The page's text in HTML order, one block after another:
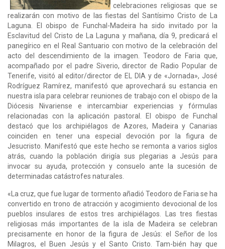
celebraciones religiosas que se
realizarán con motivo de las fiestas del Santísimo Cristo de La
Laguna. El obispo de Funchal-Madeira ha sido invitado por la
Esclavitud del Cristo de La Laguna y mañana, día 9, predicará el
panegírico en el Real Santuario con motivo de la celebración del
acto del descendimiento de la imagen. Teodoro de Faria que,
acompañado por el padre Siverio, director de Radio Popular de
Tenerife, visitó al editor/director de EL DIA y de «Jornada», José
Rodríguez Ramírez, manifestó que aprovechará su estancia en
nuestra isla para celebrar reuniones de trabajo con el obispo de la
Diócesis Nivariense e intercambiar experiencias y fórmulas
relacionadas con la aplicación pastoral. El obispo de Funchal
destacó que los archipiélagos de Azores, Madeira y Canarias
coinciden en tener una especial devoción por la figura de
Jesucristo. Manifestó que este hecho se remonta a varios siglos
atrás, cuando la población dirigía sus plegarias a Jesús para
invocar su ayuda, protección y consuelo ante la sucesión de
determinadas catástrofes naturales.
«La cruz, que fue lugar de tormento añadió Teodoro de Faria se ha
convertido en trono de atracción y acogimiento devocional de los
pueblos insulares de estos tres archipiélagos. Las tres fiestas
religiosas más importantes de la isla de Madeira se celebran
precisamente en honor de la figura de Jesús: el Señor de los
Milagros, el Buen Jesús y el Santo Cristo. Tam-bién hay que